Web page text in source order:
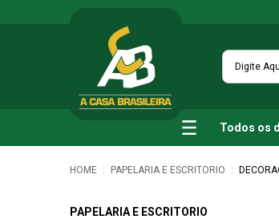
Todos os
PAPELARIA E ESCRITORIO
PAPELARIA E ESCRITORIO